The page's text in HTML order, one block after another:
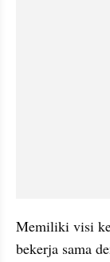
Memiliki visi
bekerja sama